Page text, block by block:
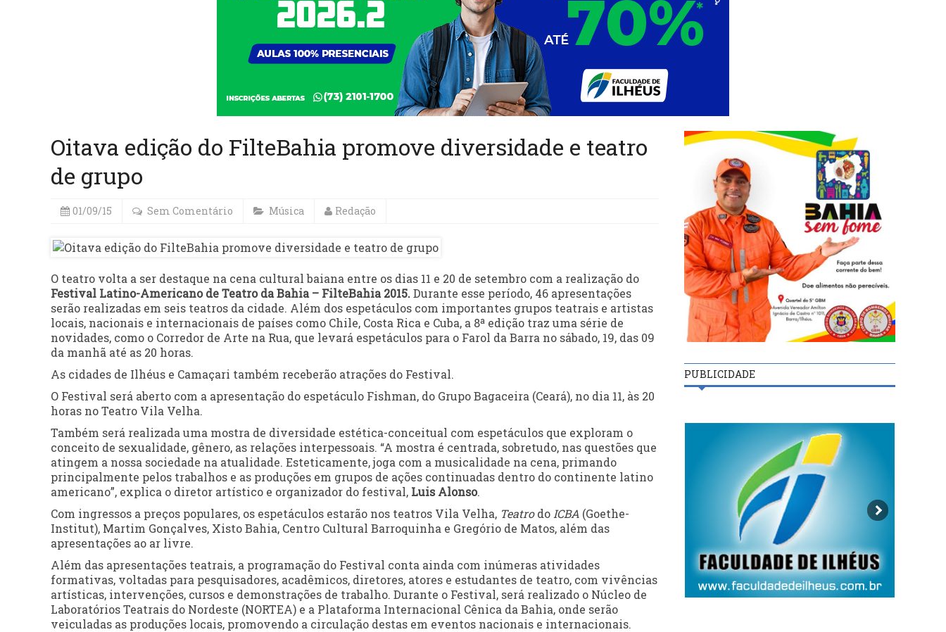
Oitava edição do FilteBahia promove diversidade e teatro
de grupo
01/09/15 Sem Comentário Música Redação
O teatro volta a ser destaque na cena cultural baiana entre os dias 11 e 20 de setembro com a realização do
Festival Latino-Americano de Teatro da Bahia – FilteBahia 2015.Durante esse período, 46 apresentações
serão realizadas em seis teatros da cidade. Além dos espetáculos com importantes grupos teatrais e artistas
locais, nacionais e internacionais de países como Chile, Costa Rica e Cuba, a 8ª edição traz uma série de
novidades, como o Corredor de Arte na Rua, que levará espetáculos para o Farol da Barra no sábado, 19, das 09
da manhã até as 20 horas.
As cidades de Ilhéus e Camaçari também receberão atrações do Festival.
O Festival será aberto com a apresentação do espetáculo Fishman, do Grupo Bagaceira (Ceará), no dia 11, às 20
horas no Teatro Vila Velha.
Também será realizada uma mostra de diversidade estética-conceitual com espetáculos que exploram o
conceito de sexualidade, gênero, as relações interpessoais. “A mostra é centrada, sobretudo, nas questões que
atingem a nossa sociedade na atualidade. Esteticamente, joga com a musicalidade na cena, primando
principalmente pelos trabalhos e as produções em grupos de ações continuadas dentro do continente latino
americano”, explica o diretor artístico e organizador do festival, Luis Alonso.
Com ingressos a preços populares, os espetáculos estarão nos teatros Vila Velha, Teatrodo ICBA (Goethe-
Institut), Martim Gonçalves, Xisto Bahia, Centro Cultural Barroquinha e Gregório de Matos, além das
apresentações ao ar livre.
Além das apresentações teatrais, a programação do Festival conta ainda com inúmeras atividades
formativas, voltadas para pesquisadores, acadêmicos, diretores, atores e estudantes de teatro, com vivências
artísticas, intervenções, cursos e demonstrações de trabalho. Durante o Festival, será realizado o Núcleo de
Laboratórios Teatrais do Nordeste (NORTEA) e a Plataforma Internacional Cênica da Bahia, onde serão
veiculadas as produções locais, promovendo a circulação destas em eventos nacionais e internacionais.
PUBLICIDADE